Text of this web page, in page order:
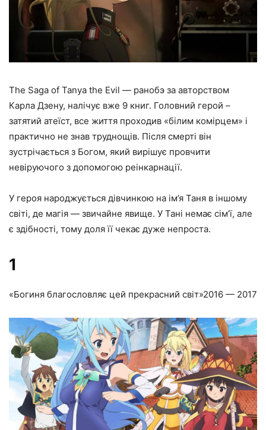
The Saga of Tanya the Evil — ранобэ за авторством
Карла Дзену, налічує вже 9 книг. Головний герой –
затятий атеїст, все життя проходив «білим комірцем» і
практично не знав труднощів. Після смерті він
зустрічається з Богом, який вирішує провчити
невіруючого з допомогою реінкарнації.
У героя народжується дівчинкою на ім’я Таня в іншому
світі, де магія — звичайне явище. У Тані немає сім’ї, але
є здібності, тому доля її чекає дуже непроста.
1
«Богиня благословляє цей прекрасний світ»2016 — 2017